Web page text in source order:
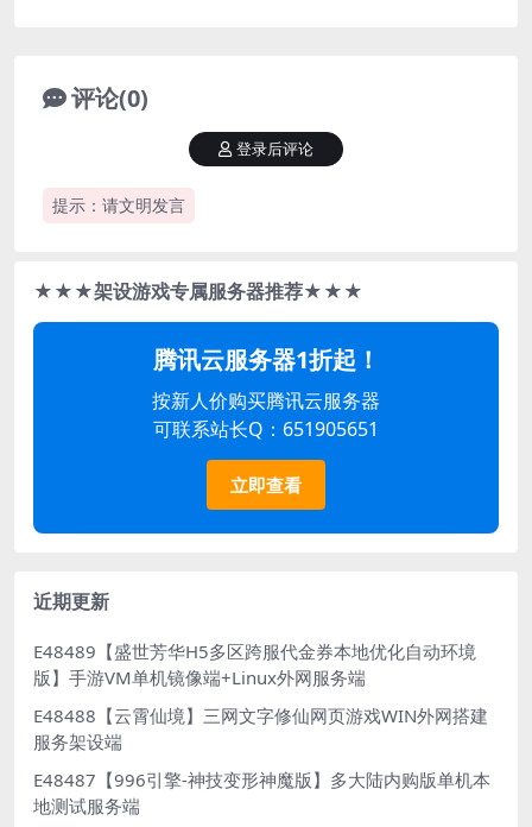
评论(0)
提示：请文明发言
登录后评论
★★★架设游戏专属服务器推荐★★★
腾讯云服务器1折起！
按新人价购买腾讯云服务器
可联系站长Q：651905651
立即查看
近期更新
E48489【盛世芳华H5多区跨服代金券本地优化自动环境
版】手游VM单机镜像端+Linux外网服务端
E48488【云霄仙境】三网文字修仙网页游戏WIN外网搭建
服务架设端
E48487【996引擎-神技变形神魔版】多大陆内购版单机本
地测试服务端